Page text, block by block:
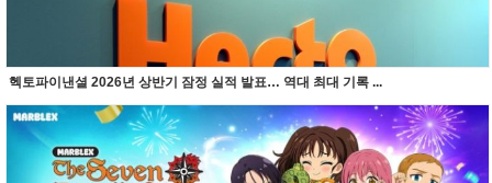
헥토파이낸셜 2026년 상반기 잠정 실적 발표… 역대 최대 기록 ...